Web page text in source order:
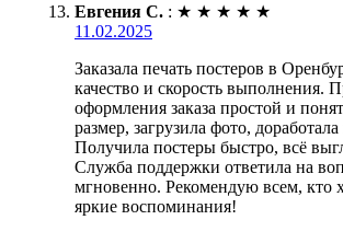
Евгения С. : ★ ★ ★ ★ ★
11.02.2025
Заказала печать постеров в
качество и скорость выполнения.
оформления заказа простой и
размер, загрузила фото, доработала
Получила постеры быстро, всё
Служба поддержки ответила на
мгновенно. Рекомендую всем, кто
яркие воспоминания!